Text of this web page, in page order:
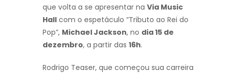
que volta a se apresentar na Via Music
Hall com o espetáculo “Tributo ao Rei do
Pop”, Michael Jackson, no dia 15 de
dezembro, a partir das 16h.
Rodrigo Teaser, que começou sua carreira